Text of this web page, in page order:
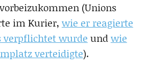
(Unions
im Kurier, wie er reagierte
verpflichtet wurde undwie
verteidigte).